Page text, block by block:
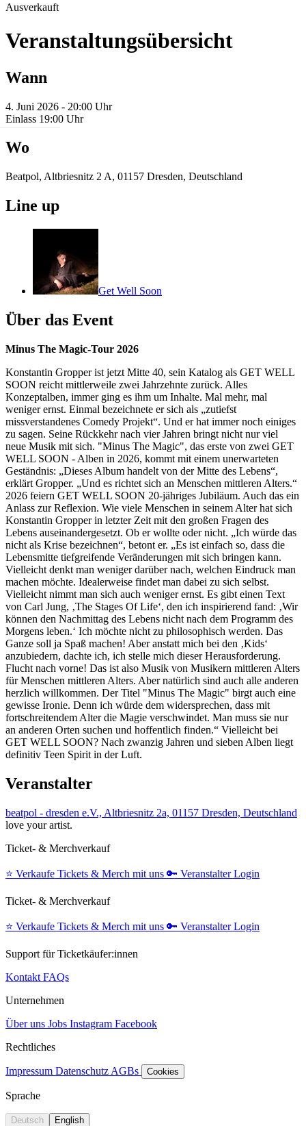
Ausverkauft
Veranstaltungsübersicht
Wann
4. Juni 2026 - 20:00 Uhr
Einlass 19:00 Uhr
Wo
Beatpol, Altbriesnitz 2 A, 01157 Dresden, Deutschland
Line up
Get Well Soon
Über das Event
Minus The Magic-Tour 2026
Konstantin Gropper ist jetzt Mitte 40, sein Katalog als GET WELL
SOON reicht mittlerweile zwei Jahrzehnte zurück. Alles
Konzeptalben, immer ging es ihm um Inhalte. Mal mehr, mal
weniger ernst. Einmal bezeichnete er sich als „zutiefst
missverstandenes Comedy Projekt“. Und er hat immer noch einiges
zu sagen. Seine Rückkehr nach vier Jahren bringt nicht nur viel
neue Musik mit sich. "Minus The Magic", das erste von zwei GET
WELL SOON - Alben in 2026, kommt mit einem unerwarteten
Geständnis: „Dieses Album handelt von der Mitte des Lebens“,
erklärt Gropper. „Und es richtet sich an Menschen mittleren Alters.“
2026 feiern GET WELL SOON 20-jähriges Jubiläum. Auch das ein
Anlass zur Reflexion. Wie viele Menschen in seinem Alter hat sich
Konstantin Gropper in letzter Zeit mit den großen Fragen des
Lebens auseinandergesetzt. Ob er wollte oder nicht. „Ich würde das
nicht als Krise bezeichnen“, betont er. „Es ist einfach so, dass die
Lebensmitte tiefgreifende Veränderungen mit sich bringen kann.
Vielleicht denkt man weniger darüber nach, welchen Eindruck man
machen möchte. Idealerweise findet man dabei zu sich selbst.
Vielleicht nimmt man sich auch weniger ernst. Es gibt einen Text
von Carl Jung, ‚The Stages Of Life‘, den ich inspirierend fand: ‚Wir
können den Nachmittag des Lebens nicht nach dem Programm des
Morgens leben.‘ Ich möchte nicht zu philosophisch werden. Das
Ganze soll ja Spaß machen! Aber anstatt mich bei den ‚Kids‘
anzubiedern, dachte ich, ich stelle mich dieser Herausforderung.
Flucht nach vorne! Das ist also Musik von Musikern mittleren Alters
für Menschen mittleren Alters. Aber natürlich sind auch alle anderen
herzlich willkommen. Der Titel "Minus The Magic" birgt auch eine
gewisse Ironie. Denn ich würde dem widersprechen, dass mit
fortschreitendem Alter die Magie verschwindet. Man muss sie nur
an anderen Orten suchen und hoffentlich finden.“ Vielleicht bei
GET WELL SOON? Nach zwanzig Jahren und sieben Alben liegt
definitiv Teen Spirit in der Luft.
Veranstalter
beatpol - dresden e.V., Altbriesnitz 2a, 01157 Dresden, Deutschland
love your artist.
Ticket- & Merchverkauf
⭐️ Verkaufe Tickets & Merch mit uns 🔑 Veranstalter Login
Ticket- & Merchverkauf
⭐️ Verkaufe Tickets & Merch mit uns 🔑 Veranstalter Login
Support für Ticketkäufer:innen
Kontakt FAQs
Unternehmen
Über uns Jobs Instagram Facebook
Rechtliches
Impressum Datenschutz AGBs Cookies
Sprache
Deutsch English